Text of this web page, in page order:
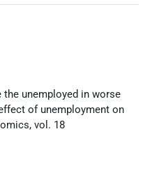
the unemployed in worse
of unemployment on
vol. 18